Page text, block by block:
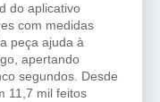
do aplicativo
com medidas
peça ajuda à
apertando
segundos. Desde
11,7 mil feitos